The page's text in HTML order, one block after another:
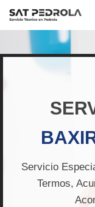
Saltar
Servicio
Termos,